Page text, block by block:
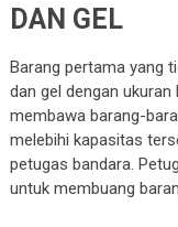
DAN GEL
Barang pertama yang
dan gel dengan
membawa barang-
melebihi kapasitas
petugas bandara.
untuk membuang